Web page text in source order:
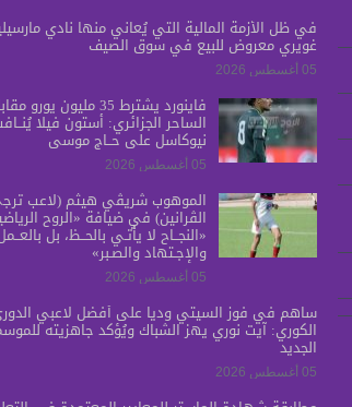
في ظل الأزمة المالية التي يُعاني منها نادي
غويري معروض للبيع في سوق الصيف
05 أغسطس 2026
فاينورد يشترط 35 مليون يورو
الساحر الجزائري: أستون فيلا
نيوكاسل على حــاج موسى
05 أغسطس 2026
الموهوب شريڤي هيثم (لاعب
الڤرانين) في ضيافة «الروح
«النجــاح لا يأتـي بالحــظ، بل
والإجـتهاد والصـبر»
05 أغسطس 2026
ساهم في فوز السيتي ودياً على أفضل لاعبي
الكوري: آيت نوري يهز الشباك ويُؤكد جاهزيته
الجديد
05 أغسطس 2026